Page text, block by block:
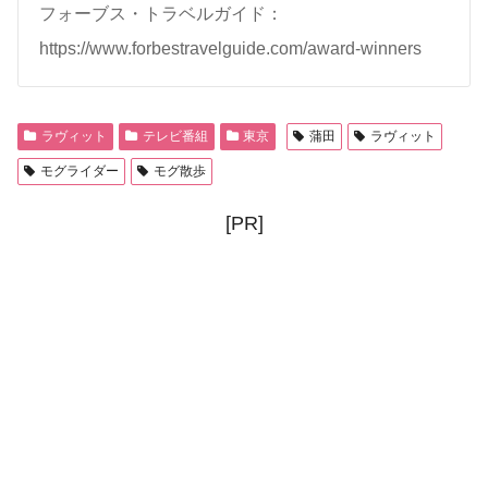
フォーブス・トラベルガイド：
https://www.forbestravelguide.com/award-winners
ラヴィット テレビ番組 東京 蒲田 ラヴィット
モグライダー モグ散歩
[PR]